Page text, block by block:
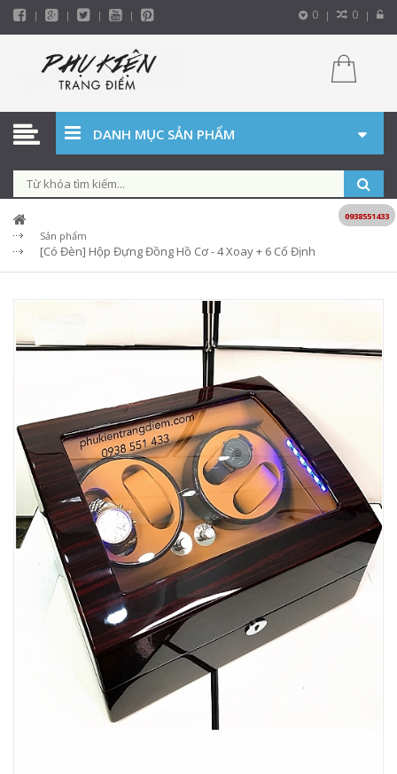
0 0
DANH MỤC SẢN PHẨM
Sản phẩm
[Có Đèn] Hộp Đựng Đồng Hồ Cơ - 4 Xoay + 6 Cố Định
0938551433